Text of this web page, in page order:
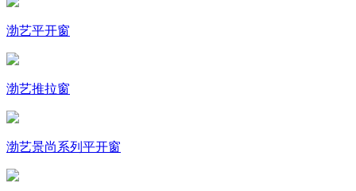
渤艺平开窗
渤艺推拉窗
渤艺景尚系列平开窗